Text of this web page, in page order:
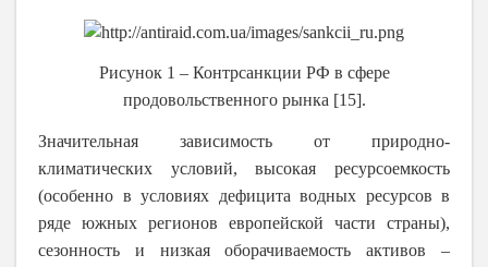
Рисунок 1 – Контрсанкции РФ в сфере
продовольственного рынка [15].
Значительная зависимость от природно-
климатических условий, высокая ресурсоемкость
(особенно в условиях дефицита водных ресурсов в
ряде южных регионов европейской части страны),
сезонность и низкая оборачиваемость активов –